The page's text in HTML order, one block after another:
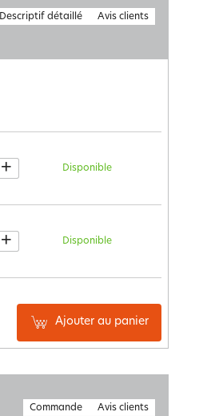
Descriptif détaillé Avis clients
Disponible
+
Disponible
+
Ajouter au panier
Commande Avis clients